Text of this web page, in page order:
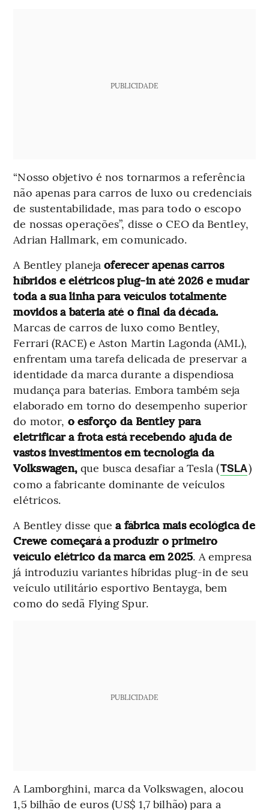
PUBLICIDADE
“Nosso objetivo é nos tornarmos a referência
não apenas para carros de luxo ou credenciais
de sustentabilidade, mas para todo o escopo
de nossas operações”, disse o CEO da Bentley,
Adrian Hallmark, em comunicado.
A Bentley planejaoferecer apenas carros
híbridos e elétricos plug-in até 2026 e mudar
toda a sua linha para veículos totalmente
movidos a bateria até o final da década.
Marcas de carros de luxo como Bentley,
Ferrari (RACE) e Aston Martin Lagonda (AML),
enfrentam uma tarefa delicada de preservar a
identidade da marca durante a dispendiosa
mudança para baterias. Embora também seja
elaborado em torno do desempenho superior
do motor, o esforço da Bentley para
eletrificar a frota está recebendo ajuda de
vastos investimentos em tecnologia da
Volkswagen, que busca desafiar a Tesla (TSLA)
como a fabricante dominante de veículos
elétricos.
A Bentley disse quea fábrica mais ecológica de
Crewe começará a produzir o primeiro
veículo elétrico da marca em 2025. A empresa
já introduziu variantes híbridas plug-in de seu
veículo utilitário esportivo Bentayga, bem
como do sedã Flying Spur.
PUBLICIDADE
A Lamborghini, marca da Volkswagen, alocou
1,5 bilhão de euros (US$ 1,7 bilhão) para a